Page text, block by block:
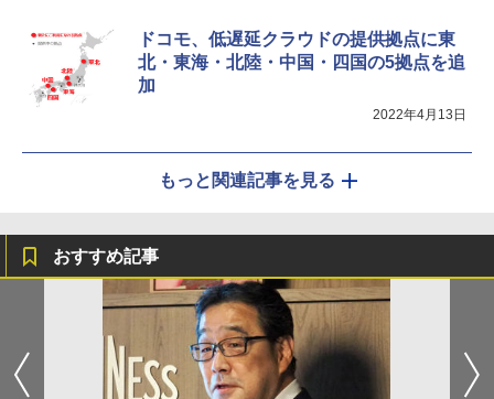
ドコモ、低遅延クラウドの提供拠点に東
北・東海・北陸・中国・四国の5拠点を追
加
2022年4月13日
もっと関連記事を見る
おすすめ記事